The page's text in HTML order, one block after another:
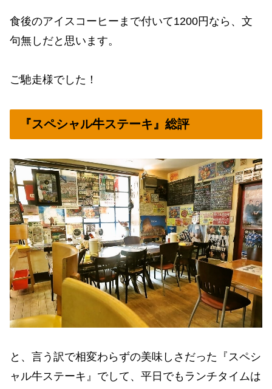
食後のアイスコーヒーまで付いて1200円なら、文
句無しだと思います。
ご馳走様でした！
『スペシャル牛ステーキ』総評
と、言う訳で相変わらずの美味しさだった『スペシ
ャル牛ステーキ』でして、平日でもランチタイムは